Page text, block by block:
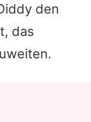
den
das